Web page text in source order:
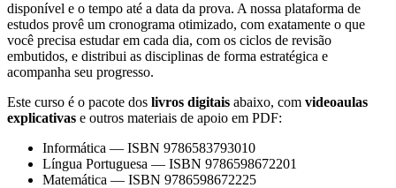
disponível e o tempo até a data da prova. A nossa plataforma de
estudos provê um cronograma otimizado, com exatamente o que
você precisa estudar em cada dia, com os ciclos de revisão
embutidos, e distribui as disciplinas de forma estratégica e
acompanha seu progresso.
Este curso é o pacote dos livros digitais abaixo, com videoaulas
explicativas e outros materiais de apoio em PDF:
Informática — ISBN 9786583793010
Língua Portuguesa — ISBN 9786598672201
Matemática — ISBN 9786598672225